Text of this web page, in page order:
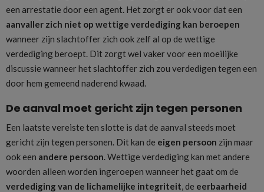
een arrestatie door een agent. Het zorgt er ook voor dat een
aanvaller zich niet op wettige verdediging kan beroepen
wanneer zijn slachtoffer zich ook zelf al op de wettige
verdediging beroept. Dit zorgt wel vaker voor een moeilijke
discussie wanneer het slachtoffer zich zou verdedigen tegen een
door hem gemeend naderend kwaad.
De aanval moet gericht zijn tegen personen
Een laatste vereiste ten slotte is dat de aanval steeds moet
gericht zijn tegen personen. Dit kan de eigen persoon zijn maar
ook een andere persoon. Wettige verdediging kan met andere
woorden alleen worden ingeroepen wanneer het gaat om de
verdediging van de lichamelijke integriteit, de eerbaarheid